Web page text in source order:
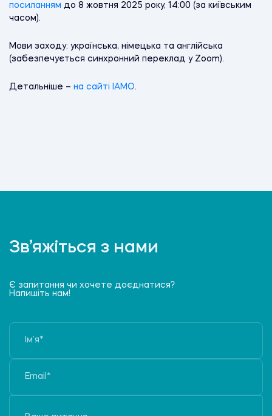
посиланням до 8 жовтня 2025 року, 14:00 (за київським
часом).
Мови заходу: українська, німецька та англійська
(забезпечується синхронний переклад у Zoom).
Детальніше – на сайті IAMO.
Зв’яжіться з нами
Є запитання чи хочете доєднатися?
Напишіть нам!